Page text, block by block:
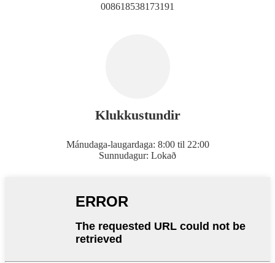
008618538173191
Klukkustundir
Mánudaga-laugardaga: 8:00 til 22:00
Sunnudagur: Lokað